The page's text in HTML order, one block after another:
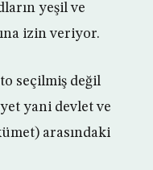
yeşil ve
izin veriyor.
seçilmiş değil
yani devlet ve
arasındaki